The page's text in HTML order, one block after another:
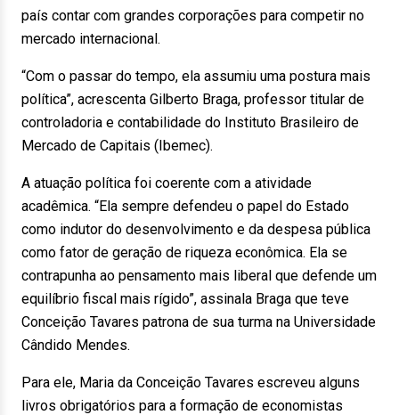
país contar com grandes corporações para competir no
mercado internacional.
“Com o passar do tempo, ela assumiu uma postura mais
política”, acrescenta Gilberto Braga, professor titular de
controladoria e contabilidade do Instituto Brasileiro de
Mercado de Capitais (Ibemec).
A atuação política foi coerente com a atividade
acadêmica. “Ela sempre defendeu o papel do Estado
como indutor do desenvolvimento e da despesa pública
como fator de geração de riqueza econômica. Ela se
contrapunha ao pensamento mais liberal que defende um
equilíbrio fiscal mais rígido”, assinala Braga que teve
Conceição Tavares patrona de sua turma na Universidade
Cândido Mendes.
Para ele, Maria da Conceição Tavares escreveu alguns
livros obrigatórios para a formação de economistas